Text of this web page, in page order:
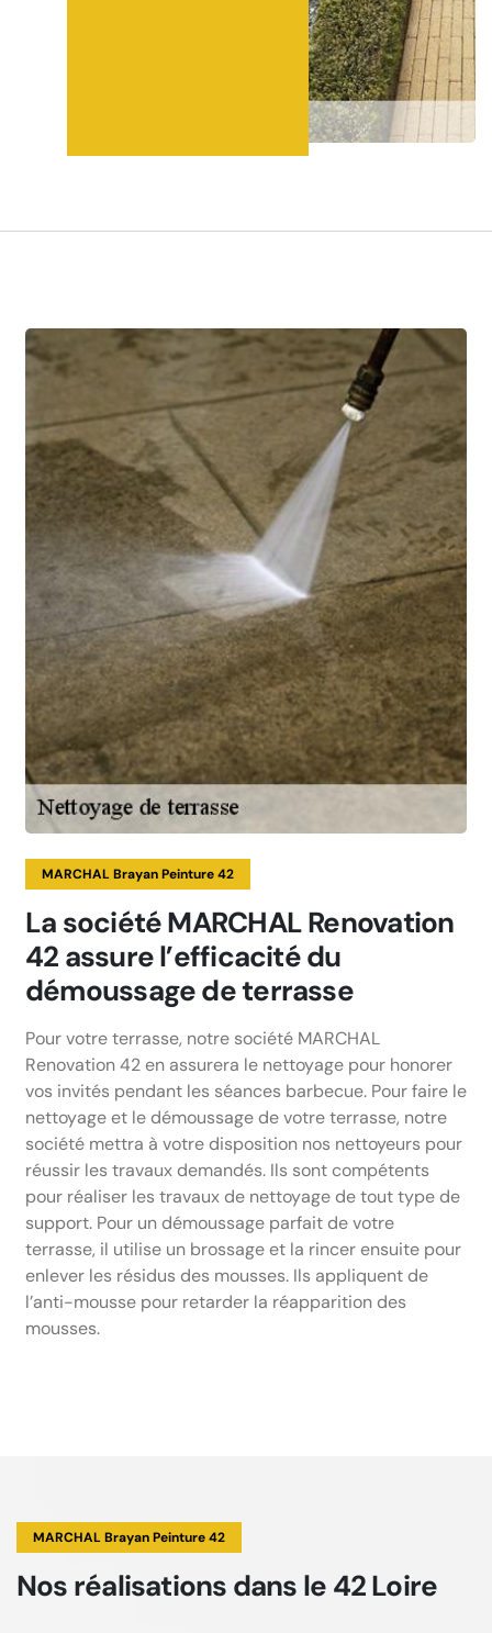
MARCHAL Brayan Peinture 42
La société MARCHAL Renovation
42 assure l’efficacité du
démoussage de terrasse
Pour votre terrasse, notre société MARCHAL
Renovation 42 en assurera le nettoyage pour honorer
vos invités pendant les séances barbecue. Pour faire le
nettoyage et le démoussage de votre terrasse, notre
société mettra à votre disposition nos nettoyeurs pour
réussir les travaux demandés. Ils sont compétents
pour réaliser les travaux de nettoyage de tout type de
support. Pour un démoussage parfait de votre
terrasse, il utilise un brossage et la rincer ensuite pour
enlever les résidus des mousses. Ils appliquent de
l’anti-mousse pour retarder la réapparition des
mousses.
MARCHAL Brayan Peinture 42
Nos réalisations dans le 42 Loire